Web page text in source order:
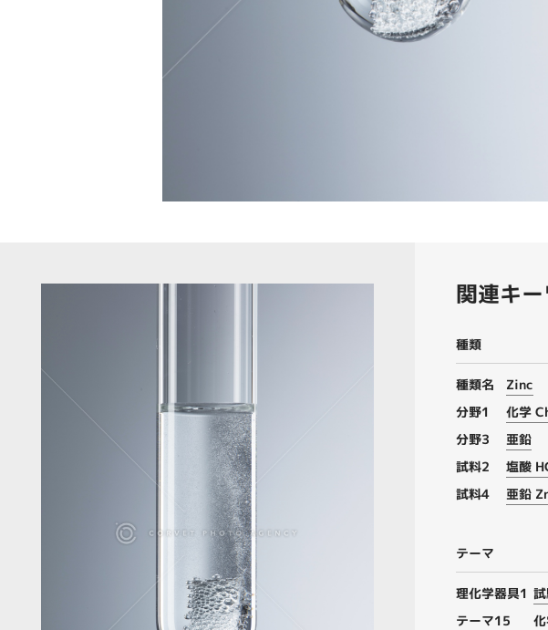
関連キ
種類
種類名
Zinc
分野1
化学
分野3
亜鉛
試料2
塩酸
試料4
亜鉛
テーマ
理化学器具1
テーマ15